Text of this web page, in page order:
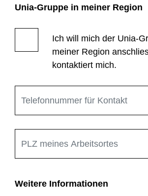
Unia-Gruppe in meiner Region
Ich will mich der Unia-
meiner Region
kontaktiert mich.
Weitere Informationen